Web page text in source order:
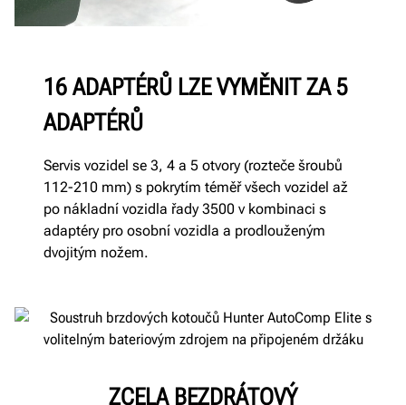
16 ADAPTÉRŮ LZE VYMĚNIT ZA 5
ADAPTÉRŮ
Servis vozidel se 3, 4 a 5 otvory (rozteče šroubů
112-210 mm) s pokrytím téměř všech vozidel až
po nákladní vozidla řady 3500 v kombinaci s
adaptéry pro osobní vozidla a prodlouženým
dvojitým nožem.
ZCELA BEZDRÁTOVÝ